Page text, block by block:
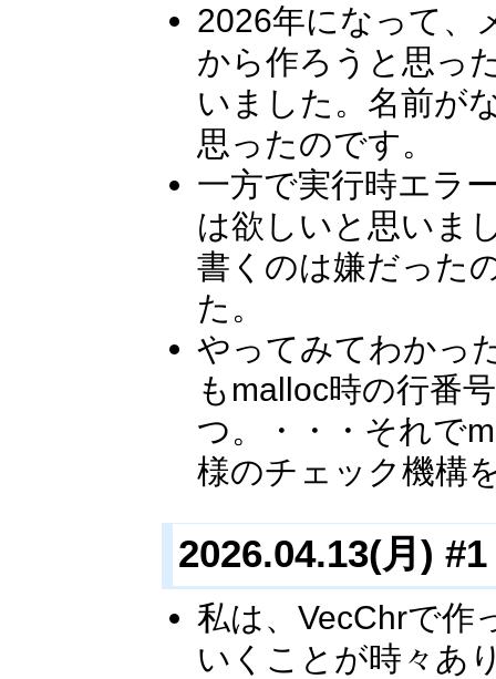
2026年になって、
から作ろうと思っ
いました。名前が
思ったのです。
一方で実行時エラ
は欲しいと思いま
書くのは嫌だった
た。
やってみてわかっ
もmalloc時の行番
つ。・・・それで
様のチェック機構
2026.04.13(月) #1
私は、VecChrで作
いくことが時々あ